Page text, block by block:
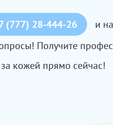
(777) 28-444-26
и
Получите
кожей прямо сейчас!